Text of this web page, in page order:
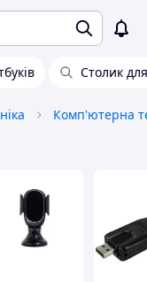
Столик
Комп'ютерна